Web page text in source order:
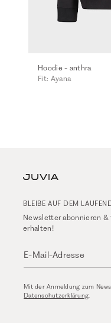
Hoodie - anthra
Fit: Ayana
BLEIBE AUF DEM
Newsletter abonnieren
erhalten!
E-Mail-Adresse
Mit der Anmeldung zum
Datenschutzerklärung